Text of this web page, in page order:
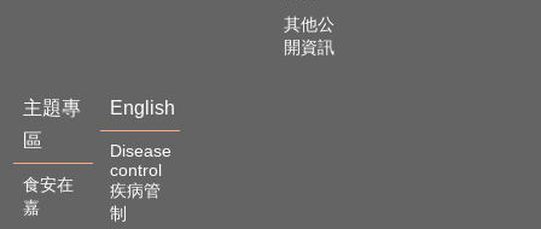
其他公
開資訊
主題專
區
食安在
嘉
English
Disease
control
疾病管
制